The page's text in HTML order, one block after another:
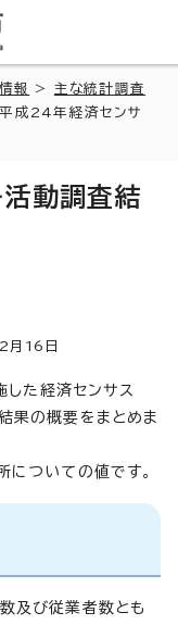
報 > 主な統計調査
成24年経済センサ
動調査結
月 16 日
た経済センサス
果の概要をまとめま
ついての値です。
及び従業者数とも